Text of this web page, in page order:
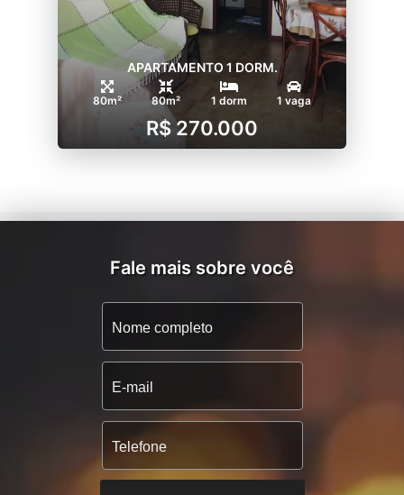
APARTAMENTO 1 DORM.
80m² 80m² 1 dorm 1 vaga
R$ 270.000
Fale mais sobre você